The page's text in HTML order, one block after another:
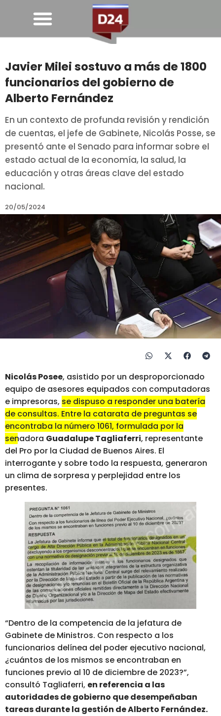
Javier Milei sostuvo a más de 1800
funcionarios del gobierno de
Alberto Fernández
En un contexto de profunda revisión y rendición
de cuentas, el jefe de Gabinete, Nicolás Posse, se
presentó ante el Senado para informar sobre el
estado actual de la economía, la salud, la
educación y otras áreas clave del estado
nacional.
20/05/2024
Nicolás Posee, asistido por un desproporcionado
equipo de asesores equipados con computadoras
e impresoras, se dispuso a responder una batería
de consultas. Entre la catarata de preguntas se
encontraba la número 1061, formulada por la
senadora Guadalupe Tagliaferri, representante
del Pro por la Ciudad de Buenos Aires. El
interrogante y sobre todo la respuesta, generaron
un clima de sorpresa y perplejidad entre los
presentes.
“Dentro de la competencia de la jefatura de
Gabinete de Ministros. Con respecto a los
funcionarios delínea del poder ejecutivo nacional,
¿cuántos de los mismos se encontraban en
funciones previo al 10 de diciembre de 2023?”,
consultó Tagliaferri, en referencia a las
autoridades de gobierno que desempeñaban
tareas durante la gestión de Alberto Fernández.